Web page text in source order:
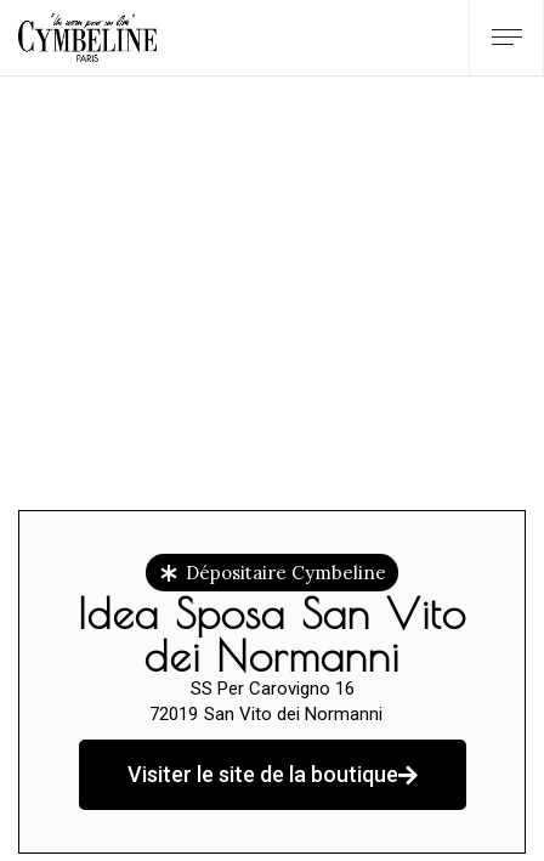
Dépositaire Cymbeline
Idea Sposa San Vito
dei Normanni
SS Per Carovigno 16
72019 San Vito dei Normanni
Visiter le site de la boutique